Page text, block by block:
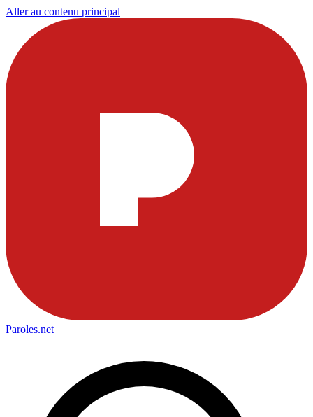
Aller au contenu principal
Paroles.net